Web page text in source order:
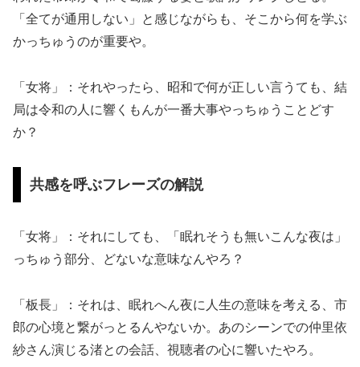
「全てが通用しない」と感じながらも、そこから何を学ぶ
かっちゅうのが重要や。
「女将」：それやったら、昭和で何が正しい言うても、結
局は令和の人に響くもんが一番大事やっちゅうことどす
か？
共感を呼ぶフレーズの解説
「女将」：それにしても、「眠れそうも無いこんな夜は」
っちゅう部分、どないな意味なんやろ？
「板長」：それは、眠れへん夜に人生の意味を考える、市
郎の心境と繋がっとるんやないか。あのシーンでの仲里依
紗さん演じる渚との会話、視聴者の心に響いたやろ。